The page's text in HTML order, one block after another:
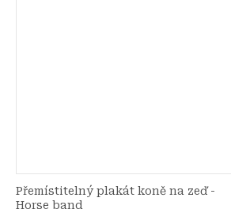
Přemístitelný plakát koně na zeď -
Horse band